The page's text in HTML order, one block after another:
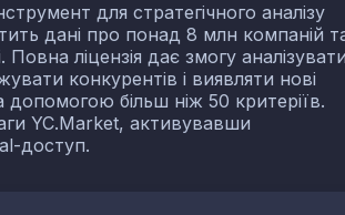
для стратегічного аналізу
дані про понад 8 млн компаній
ліцензія дає змогу
конкурентів і виявляти нові
допомогою більш ніж 50 критеріїв.
YC.Market, активувавши
доступ.